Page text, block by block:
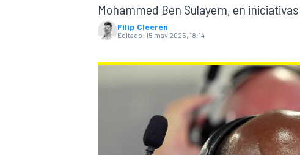
FÓRMULA E
Mohammed Ben Sulayem, en
Filip Cleeren
Editado: 15 may 2025, 18:14